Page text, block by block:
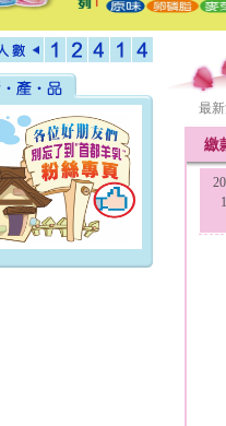
最
繳